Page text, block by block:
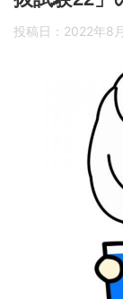
投稿日： 2022年8